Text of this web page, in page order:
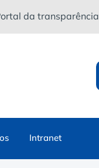
da transparência
Intranet